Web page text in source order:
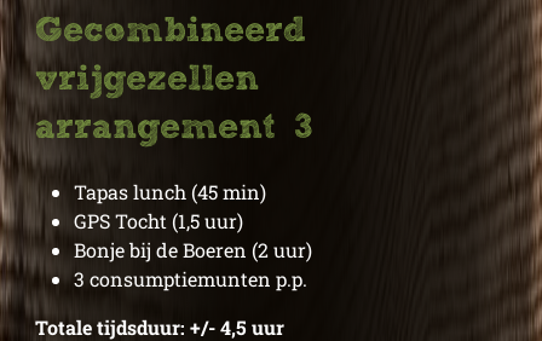
Gecombineerd
vrijgezellen
arrangement 3
Tapas lunch (45 min)
GPS Tocht (1,5 uur)
Bonje bij de Boeren (2 uur)
3 consumptiemunten p.p.
Totale tijdsduur: +/- 4,5 uur